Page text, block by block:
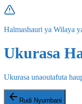
Halmashauri ya Wilaya
Ukurasa
Ukurasa unaoutafuta
Rudi Nyumbani